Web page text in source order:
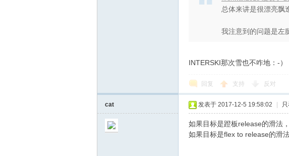
总体来讲是很漂亮飘
我注意到的问题是左
INTERSKI那次雪也不咋地：-）
回复 支持 反对
cat 发表于 2017-12-5 19:58:02
如果目标是蹬板release的滑法
如果目标是flex to release的滑